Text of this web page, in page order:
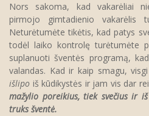
Nors sakoma, kad vakarėliai
pirmojo gimtadienio vakarėlis
Neturėtumėte tikėtis, kad patys
todėl laiko kontrolę turėtumėte
suplanuoti šventės programą,
valandas. Kad ir kaip smagu,
išlipo iš kūdikystės ir jam vis dar
mažylio poreikius, tiek svečius ir
truks šventė.